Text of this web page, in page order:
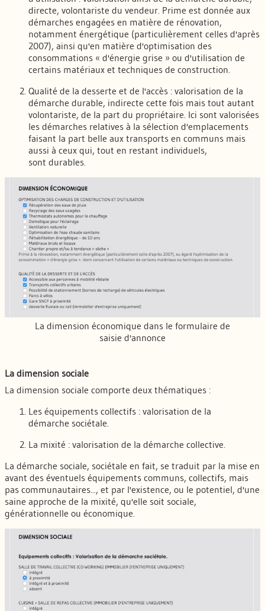
directe, volontariste du vendeur. Prime est donnée aux
démarches engagées en matière de rénovation,
notamment énergétique (particulièrement celles d'après
2007), ainsi qu'en matière d'optimisation des
consommations « d'énergie grise » ou d'utilisation de
certains matériaux et techniques de construction.
Qualité de la desserte et de l'accès : valorisation de la
démarche durable, indirecte cette fois mais tout autant
volontariste, de la part du propriétaire. Ici sont valorisées
les démarches relatives à la sélection d'emplacements
faisant la part belle aux transports en communs mais
aussi à ceux qui, tout en restant individuels,
sont durables.
La dimension économique dans le formulaire de
saisie d'annonce
La dimension sociale
La dimension sociale comporte deux thématiques :
Les équipements collectifs : valorisation de la
démarche sociétale.
La mixité : valorisation de la démarche collective.
La démarche sociale, sociétale en fait, se traduit par la mise en
avant des éventuels équipements communs, collectifs, mais
pas communautaires..., et par l'existence, ou le potentiel, d'une
saine approche de la mixité, qu'elle soit sociale,
générationnelle ou économique.